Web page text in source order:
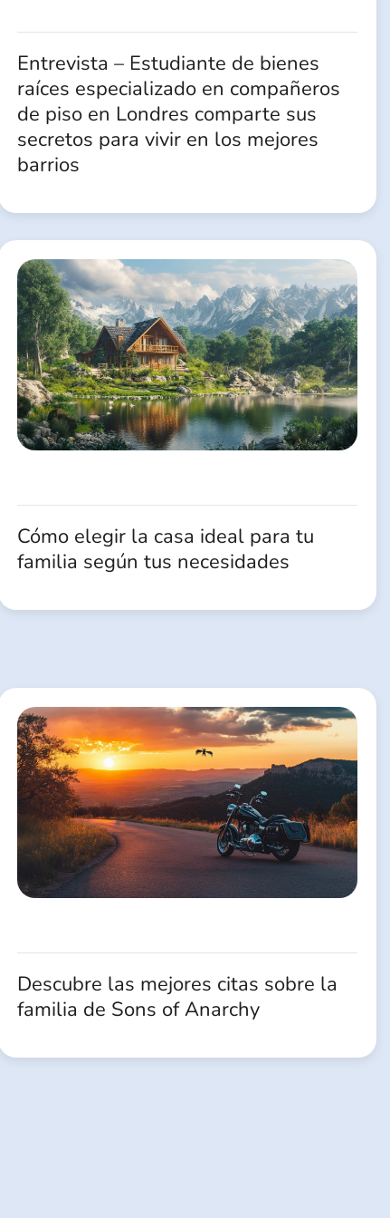
Entrevista – Estudiante de bienes
raíces especializado en compañeros
de piso en Londres comparte sus
secretos para vivir en los mejores
barrios
Cómo elegir la casa ideal para tu
familia según tus necesidades
Descubre las mejores citas sobre la
familia de Sons of Anarchy